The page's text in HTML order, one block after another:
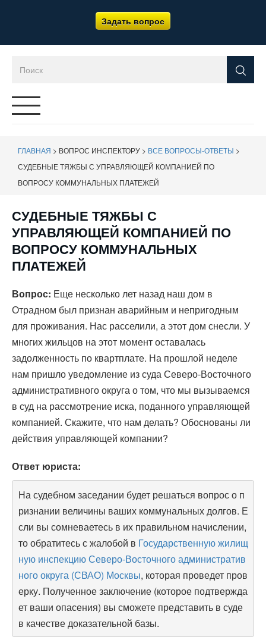
Задать вопрос
Переключатель
ГЛАВНАЯ > ВОПРОС ИНСПЕКТОРУ > ВСЕ ВОПРОСЫ-ОТВЕТЫ >
СУДЕБНЫЕ ТЯЖБЫ С УПРАВЛЯЮЩЕЙ КОМПАНИЕЙ ПО
ВОПРОСУ КОММУНАЛЬНЫХ ПЛАТЕЖЕЙ
СУДЕБНЫЕ ТЯЖБЫ С
УПРАВЛЯЮЩЕЙ КОМПАНИЕЙ ПО
ВОПРОСУ КОММУНАЛЬНЫХ
ПЛАТЕЖЕЙ
Вопрос: Еще несколько лет назад наш дом в
Отрадном был признан аварийным и непригодным
для проживания. Нас расселили, а этот дом снесли. У
многих жильцов на этот момент оставалась
задолженность по квартплате. На прошлой неделе
нам пришло уведомление из суда Северо-Восточного
административного округа о том, что мы вызываемся
в суд на рассмотрение иска, поданного управляющей
компанией. Скажите, что нам делать? Обоснованы ли
действия управляющей компании?
Ответ юриста:
На судебном заседании будет решаться вопрос о п
ризнании величины ваших коммунальных долгов. Е
сли вы сомневаетесь в их правильном начислении,
то обратитесь с жалобой в Государственную жилищ
ную инспекцию Северо-Восточного административ
ного округа (СВАО) Москвы, которая проведет пров
ерку. Полученное заключение (которое подтвержда
ет ваши опасения) вы сможете представить в суде
в качестве доказательной базы.